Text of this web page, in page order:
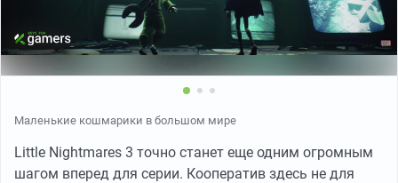
Маленькие кошмарики в большом мире
Little Nightmares 3 точно станет еще одним огромным
шагом вперед для серии. Кооператив здесь не для